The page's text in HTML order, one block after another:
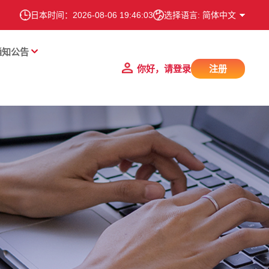
日本时间： 2026-08-06 19:46:04 选择语言: 简体中文
知公告
你好，请登录
注册